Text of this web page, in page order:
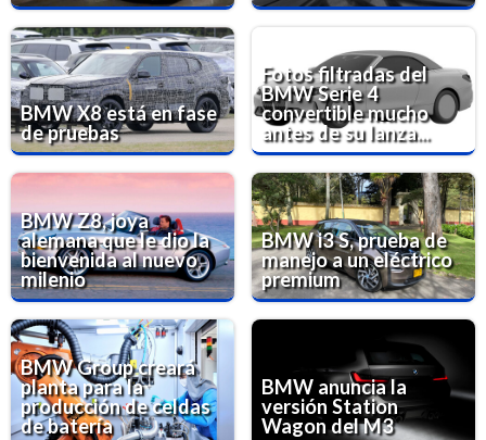
BMW X8 está en fase
de pruebas
Fotos filtradas del
BMW Serie 4
convertible mucho
antes de su lanza...
BMW Z8, joya
alemana que le dio la
bienvenida al nuevo
milenio
BMW i3 S, prueba de
manejo a un eléctrico
premium
BMW Group creará
planta para la
producción de celdas
de batería
BMW anuncia la
versión Station
Wagon del M3